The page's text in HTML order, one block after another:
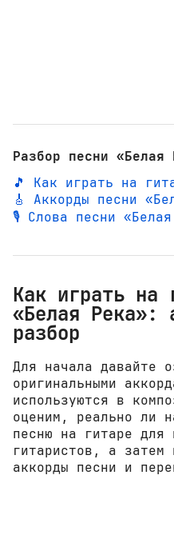
Разбор песни «Белая
🎵 Как играть на
🎸 Аккорды песни
🎙️ Слова песни
Как играть на
«Белая Река»:
разбор
Для начала давайте
оригинальными
используются в
оценим, реально ли
песню на гитаре для
гитаристов, а затем
аккорды песни и